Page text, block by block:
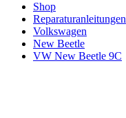
Shop
Reparaturanleitungen
Volkswagen
New Beetle
VW New Beetle 9C